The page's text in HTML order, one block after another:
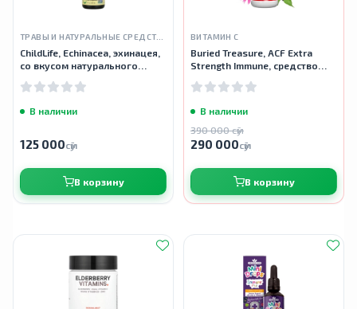
ChildLife, Echinacea, эхинацея,
со вкусом натурального
В наличии
125 000сӯм
В корзину
ВИТАМИН С
Buried Treasure, ACF Extra
Strength Immune, средство
496 мл
В наличии
390 000 сӯм
290 000сӯм
В корзину